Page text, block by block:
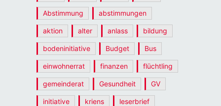
Abstimmung abstimmungen
aktion alter anlass bildung
bodeninitiative Budget Bus
einwohnerrat finanzen flüchtling
gemeinderat Gesundheit GV
initiative kriens leserbrief